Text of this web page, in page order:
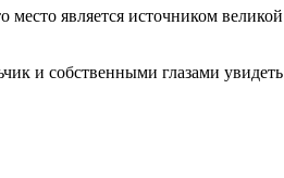
является источником
и собственными глазами